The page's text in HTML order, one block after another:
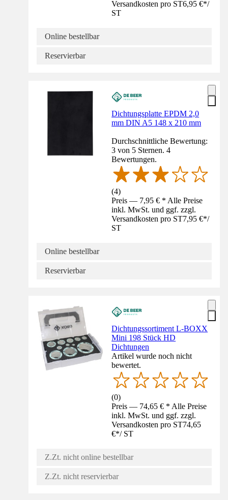
Versandkosten pro ST6,95 €*/
ST
Online bestellbar
Reservierbar
Dichtungsplatte EPDM 2,0
mm DIN A5 148 x 210 mm
Durchschnittliche Bewertung:
3 von 5 Sternen. 4
Bewertungen.
(4)
Preis — 7,95 € * Alle Preise
inkl. MwSt. und ggf. zzgl.
Versandkosten pro ST7,95 €*/
ST
Online bestellbar
Reservierbar
Dichtungssortiment L-BOXX
Mini 198 Stück HD
Dichtungen
Artikel wurde noch nicht
bewertet.
(0)
Preis — 74,65 € * Alle Preise
inkl. MwSt. und ggf. zzgl.
Versandkosten pro ST74,65
€*/ ST
Z.Zt. nicht online bestellbar
Z.Zt. nicht reservierbar